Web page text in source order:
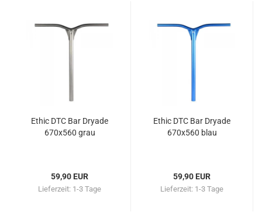
Ethic DTC Bar Dryade
670x560 grau
59,90 EUR
Lieferzeit: 1-3 Tage
Ethic DTC Bar Dryade
670x560 blau
59,90 EUR
Lieferzeit: 1-3 Tage